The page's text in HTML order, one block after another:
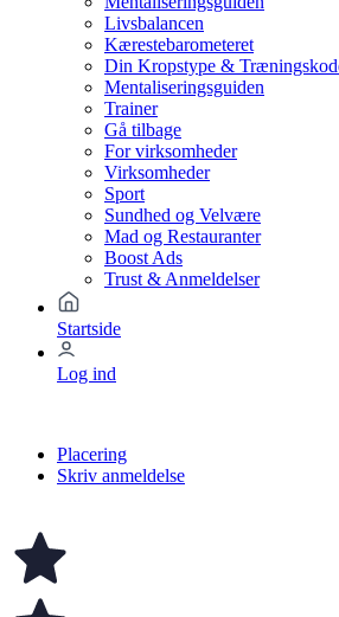
Livsbalancen
Kærestebarometeret
Din Kropstype &
Mentaliseringsguiden
Trainer
Gå tilbage
For virksomheder
Virksomheder
Sport
Sundhed og Velvære
Mad og Restauranter
Boost Ads
Trust & Anmeldelser
Startside
Log ind
Placering
Skriv anmeldelse